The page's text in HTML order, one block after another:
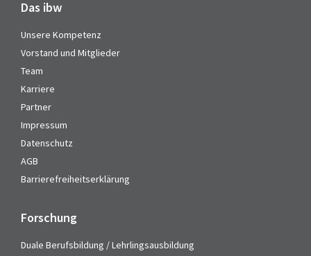
Das ibw
Unsere Kompetenz
Vorstand und Mitglieder
Team
Karriere
Partner
Impressum
Datenschutz
AGB
Barrierefreiheitserklärung
Forschung
Duale Berufsbildung / Lehrlingsausbildung